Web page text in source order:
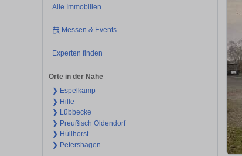
Alle Immobilien
Messen & Events
Experten finden
Orte in der Nähe
❯ Espelkamp
❯ Hille
❯ Lübbecke
❯ Preußisch Oldendorf
❯ Hüllhorst
❯ Petershagen